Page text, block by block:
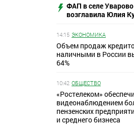
ФАП в селе Уварово
возглавила Юлия
14:15 ЭКОНОМИКА
Объем продаж
наличными в России
64%
10:42 ОБЩЕСТВО
«Ростелеком»
видеонаблюдением
пензенских
и среднего бизнеса